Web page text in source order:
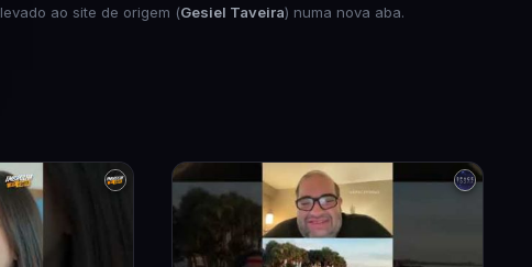
levado ao site de origem (Gesiel Taveira) numa nova aba.